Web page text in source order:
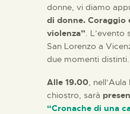
donne, vi diamo
di donne. Coraggio
violenza”. L’evento
San Lorenzo a
due momenti distinti.
Alle 19.00,
chiostro, sarà
“Cronache di una